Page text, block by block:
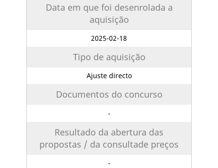
Data em que foi desenrolada a
aquisição
2025-02-18
Tipo de aquisição
Ajuste directo
Documentos do concurso
-
Resultado da abertura das
propostas / da consultade preços
-